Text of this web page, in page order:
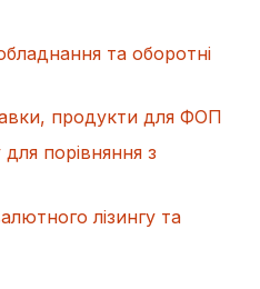
та оборотні
продукти для ФОП
порівняння з
лізингу та